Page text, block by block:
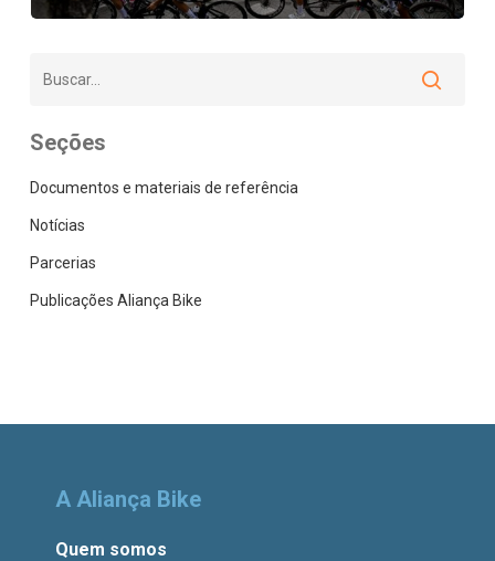
Seções
Documentos e materiais de referência
Notícias
Parcerias
Publicações Aliança Bike
A Aliança Bike
Quem somos